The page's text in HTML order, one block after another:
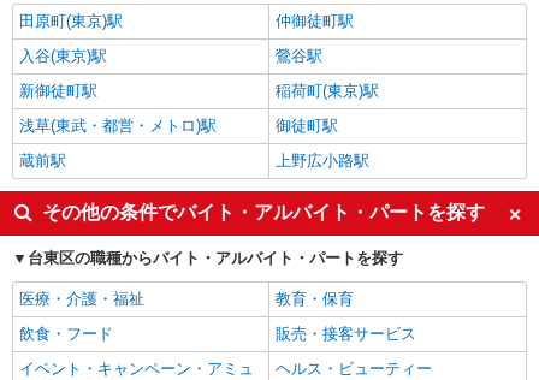
田原町(東京)駅
仲御徒町駅
入谷(東京)駅
鶯谷駅
新御徒町駅
稲荷町(東京)駅
浅草(東武・都営・メトロ)駅
御徒町駅
蔵前駅
上野広小路駅
その他の条件でバイト・アルバイト・パートを探す
台東区の職種からバイト・アルバイト・パートを探す
医療・介護・福祉
教育・保育
飲食・フード
販売・接客サービス
イベント・キャンペーン・アミュ
ヘルス・ビューティー